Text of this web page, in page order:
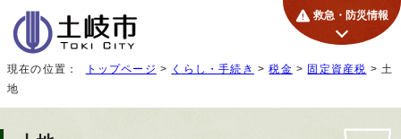
救急・防災情報
現在の位置： トップページ > くらし・手続き >税金 > 固定資産税 > 土
地